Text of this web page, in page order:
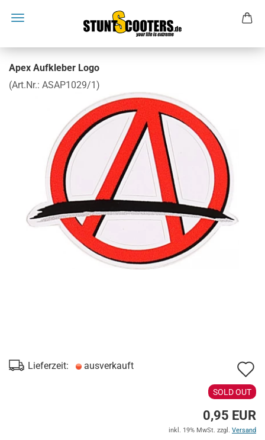
Apex Aufkleber Logo
(Art.Nr.: ASAP1029/1)
Lieferzeit: ausverkauft
SOLD OUT
0,95 EUR
inkl. 19% MwSt. zzgl. Versand